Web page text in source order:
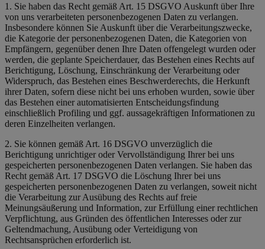
1. Sie haben das Recht gemäß Art. 15 DSGVO Auskunft über Ihre
von uns verarbeiteten personenbezogenen Daten zu verlangen.
Insbesondere können Sie Auskunft über die Verarbeitungszwecke,
die Kategorie der personenbezogenen Daten, die Kategorien von
Empfängern, gegenüber denen Ihre Daten offengelegt wurden oder
werden, die geplante Speicherdauer, das Bestehen eines Rechts auf
Berichtigung, Löschung, Einschränkung der Verarbeitung oder
Widerspruch, das Bestehen eines Beschwerderechts, die Herkunft
ihrer Daten, sofern diese nicht bei uns erhoben wurden, sowie über
das Bestehen einer automatisierten Entscheidungsfindung
einschließlich Profiling und ggf. aussagekräftigen Informationen zu
deren Einzelheiten verlangen.
2. Sie können gemäß Art. 16 DSGVO unverzüglich die
Berichtigung unrichtiger oder Vervollständigung Ihrer bei uns
gespeicherten personenbezogenen Daten verlangen. Sie haben das
Recht gemäß Art. 17 DSGVO die Löschung Ihrer bei uns
gespeicherten personenbezogenen Daten zu verlangen, soweit nicht
die Verarbeitung zur Ausübung des Rechts auf freie
Meinungsäußerung und Information, zur Erfüllung einer rechtlichen
Verpflichtung, aus Gründen des öffentlichen Interesses oder zur
Geltendmachung, Ausübung oder Verteidigung von
Rechtsansprüchen erforderlich ist.